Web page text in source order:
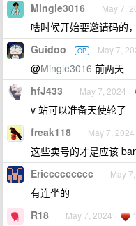
Mingle3016 May 7,
啥时候开始要邀请码的
Guidoo OP May 7,
@Mingle3016 前两天
hfJ433 May 7, 2024
v 站可以准备天使轮了
freak118 May 7, 2024
这些卖号的才是应该
Ericcccccccc May
有连坐的
R18 May 7, 2024 1